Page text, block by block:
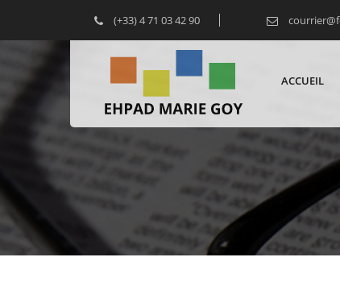
(+33) 4 71 03 42 90
ACCUEIL